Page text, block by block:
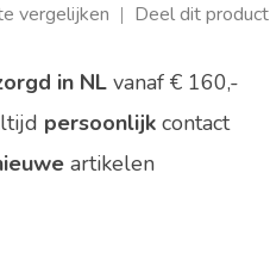
vergelijken Deel dit product
in NL vanaf € 160,-
persoonlijk contact
artikelen